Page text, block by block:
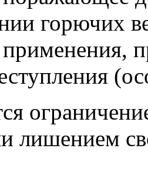
горючих
лишением